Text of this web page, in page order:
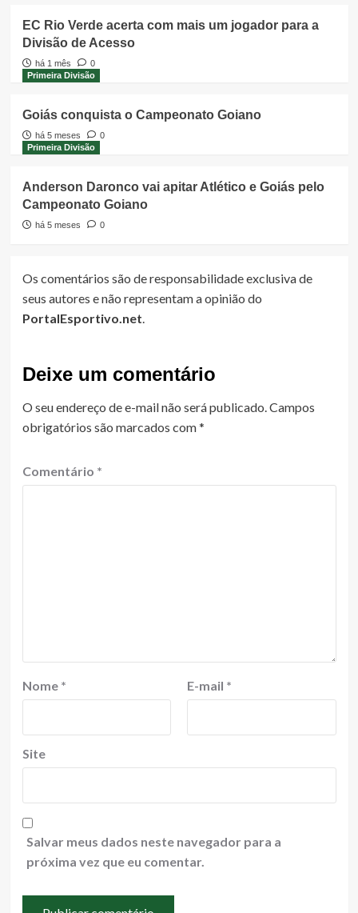
EC Rio Verde acerta com mais um jogador para a
Divisão de Acesso
há 1 mês
0
Primeira Divisão
Goiás conquista o Campeonato Goiano
há 5 meses
0
Primeira Divisão
Anderson Daronco vai apitar Atlético e Goiás pelo
Campeonato Goiano
há 5 meses 0
Os comentários são de responsabilidade exclusiva de
seus autores e não representam a opinião do
PortalEsportivo.net
Deixe um comentário
O seu endereço de e-mail não será publicado. Campos
obrigatórios são marcados com*
Comentário *
Nome * E-mail *
Site
Salvar meus dados neste navegador para a
próxima vez que eu comentar.